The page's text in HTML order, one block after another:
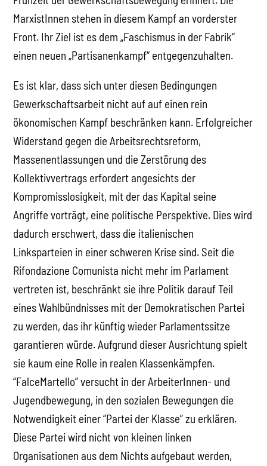
MarxistInnen stehen in diesem Kampf an vorderster
Front. Ihr Ziel ist es dem „Faschismus in der Fabrik“
einen neuen „Partisanenkampf“ entgegenzuhalten.
Es ist klar, dass sich unter diesen Bedingungen
Gewerkschaftsarbeit nicht auf auf einen rein
ökonomischen Kampf beschränken kann. Erfolgreicher
Widerstand gegen die Arbeitsrechtsreform,
Massenentlassungen und die Zerstörung des
Kollektivvertrags erfordert angesichts der
Kompromisslosigkeit, mit der das Kapital seine
Angriffe vorträgt, eine politische Perspektive. Dies wird
dadurch erschwert, dass die italienischen
Linksparteien in einer schweren Krise sind. Seit die
Rifondazione Comunista nicht mehr im Parlament
vertreten ist, beschränkt sie ihre Politik darauf Teil
eines Wahlbündnisses mit der Demokratischen Partei
zu werden, das ihr künftig wieder Parlamentssitze
garantieren würde. Aufgrund dieser Ausrichtung spielt
sie kaum eine Rolle in realen Klassenkämpfen.
“FalceMartello” versucht in der ArbeiterInnen- und
Jugendbewegung, in den sozialen Bewegungen die
Notwendigkeit einer “Partei der Klasse” zu erklären.
Diese Partei wird nicht von kleinen linken
Organisationen aus dem Nichts aufgebaut werden,